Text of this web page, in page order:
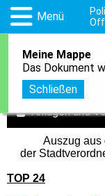
Menü
Meine Mappe
Das Dokument
Schließen
In meine
Druckansicht
Anlagen und
Auszug aus
der
TOP 24